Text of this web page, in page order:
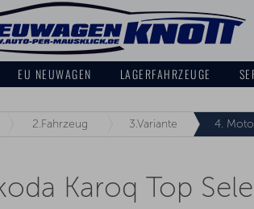
EU NEUWAGEN LAGERFAHRZEUGE
2. Fahrzeug 3.Variante 4.
Karoq Top